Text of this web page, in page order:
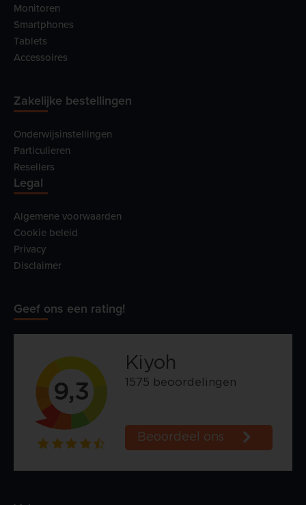
Monitoren
Smartphones
Tablets
Accessoires
Zakelijke bestellingen
Onderwijsinstellingen
Particulieren
Resellers
Legal
Algemene voorwaarden
Cookie beleid
Privacy
Disclaimer
Geef ons een rating!